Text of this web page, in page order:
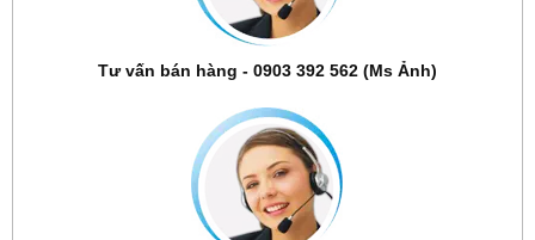
Tư vấn bán hàng - 0903 392 562 (Ms Ảnh)